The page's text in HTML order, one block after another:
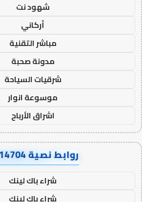
شهود نت
أركاني
مباشر التقنية
مدونة صحبة
شرقيات السياحة
موسوعة انوار
اشراق الأرباح
روابط نصية AA14704
شراء باك لينك
شراء باك لينك